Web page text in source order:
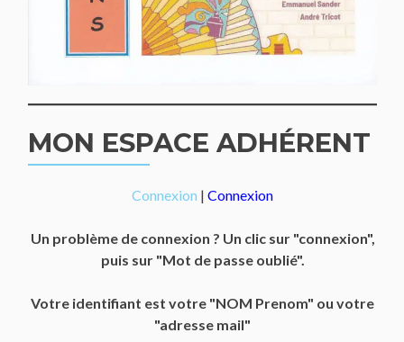
MON ESPACE ADHÉRENT
Connexion | Connexion
Un problème de connexion ? Un clic sur "connexion",
puis sur "Mot de passe oublié".
Votre identifiant est votre "NOM Prenom" ou votre
"adresse mail"